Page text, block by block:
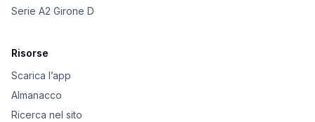
Serie A2 Girone D
Risorse
Scarica l’app
Almanacco
Ricerca nel sito